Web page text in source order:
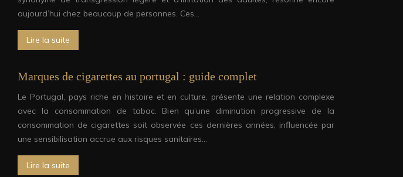
aujourd’hui chez beaucoup de personnes. Ces…
Lire la suite
Marques de cigarettes au portugal : guide complet
Le Portugal, pays riche en histoire et en culture, présente une relation complexe
avec la consommation de tabac. Bien qu’une diminution progressive de la
consommation de cigarettes soit observée ces dernières années, influencée par
une sensibilisation accrue aux risques sanitaires…
Lire la suite